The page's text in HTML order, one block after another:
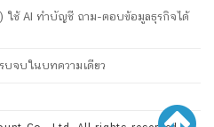
ใช้ AI ทำบัญชี ถาม-ตอบข้อมูลธุรกิจได้
บจบในบทความเดียว